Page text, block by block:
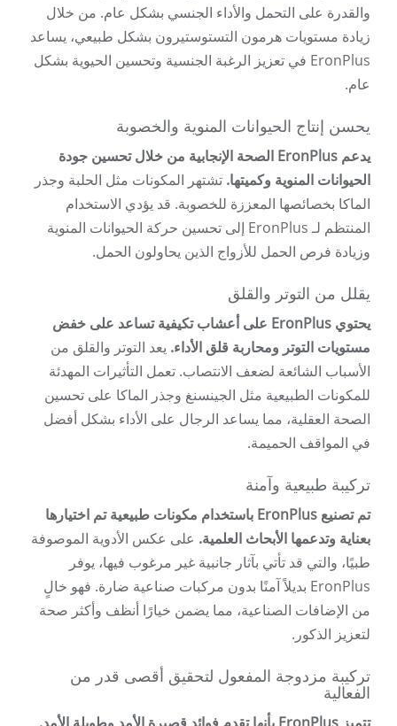
والقدرة على التحمل والأداء الجنسي بشكل عام. من خلال
زيادة مستويات هرمون التستوستيرون بشكل طبيعي، يساعد
EronPlus في تعزيز الرغبة الجنسية وتحسين الحيوية بشكل
عام.
يحسن إنتاج الحيوانات المنوية والخصوبة
يدعم EronPlus الصحة الإنجابية من خلال تحسين جودة
الحيوانات المنوية وكميتها. تشتهر المكونات مثل الحلبة وجذر
الماكا بخصائصها المعززة للخصوبة. قد يؤدي الاستخدام
المنتظم لـ EronPlus إلى تحسين حركة الحيوانات المنوية
وزيادة فرص الحمل للأزواج الذين يحاولون الحمل.
يقلل من التوتر والقلق
يحتوي EronPlus على أعشاب تكيفية تساعد على خفض
مستويات التوتر ومحاربة قلق الأداء. يعد التوتر والقلق من
الأسباب الشائعة لضعف الانتصاب. تعمل التأثيرات المهدئة
للمكونات الطبيعية مثل الجينسنغ وجذر الماكا على تحسين
الصحة العقلية، مما يساعد الرجال على الأداء بشكل أفضل
في المواقف الحميمة.
تركيبة طبيعية وآمنة
تم تصنيع EronPlus باستخدام مكونات طبيعية تم اختيارها
بعناية وتدعمها الأبحاث العلمية. على عكس الأدوية الموصوفة
طبيًا، والتي قد تأتي بآثار جانبية غير مرغوب فيها، يوفر
EronPlus بديلاً آمنًا بدون مركبات صناعية ضارة. فهو خالٍ
من الإضافات الصناعية، مما يضمن خيارًا أنظف وأكثر صحة
لتعزيز الذكور.
تركيبة مزدوجة المفعول لتحقيق أقصى قدر من
الفعالية